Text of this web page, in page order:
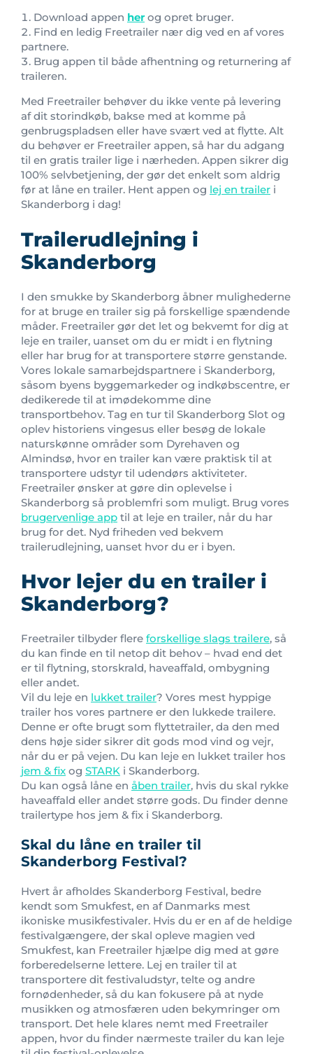
Download appen her og opret bruger.
Find en ledig Freetrailer nær dig ved en af vores
partnere.
Brug appen til både afhentning og returnering af
traileren.
Med Freetrailer behøver du ikke vente på levering
af dit storindkøb, bakse med at komme på
genbrugspladsen eller have svært ved at flytte. Alt
du behøver er Freetrailer appen, så har du adgang
til en gratis trailer lige i nærheden. Appen sikrer dig
100% selvbetjening, der gør det enkelt som aldrig
før at låne en trailer. Hent appen og lej en trailer i
Skanderborg i dag!
Trailerudlejning i
Skanderborg
I den smukke by Skanderborg åbner mulighederne
for at bruge en trailer sig på forskellige spændende
måder. Freetrailer gør det let og bekvemt for dig at
leje en trailer, uanset om du er midt i en flytning
eller har brug for at transportere større genstande.
Vores lokale samarbejdspartnere i Skanderborg,
såsom byens byggemarkeder og indkøbscentre, er
dedikerede til at imødekomme dine
transportbehov. Tag en tur til Skanderborg Slot og
oplev historiens vingesus eller besøg de lokale
naturskønne områder som Dyrehaven og
Almindsø, hvor en trailer kan være praktisk til at
transportere udstyr til udendørs aktiviteter.
Freetrailer ønsker at gøre din oplevelse i
Skanderborg så problemfri som muligt. Brug vores
brugervenlige app til at leje en trailer, når du har
brug for det. Nyd friheden ved bekvem
trailerudlejning, uanset hvor du er i byen.
Hvor lejer du en trailer i
Skanderborg?
Freetrailer tilbyder flere forskellige slags trailere, så
du kan finde en til netop dit behov – hvad end det
er til flytning, storskrald, haveaffald, ombygning
eller andet.
Vil du leje en lukket trailer? Vores mest hyppige
trailer hos vores partnere er den lukkede trailere.
Denne er ofte brugt som flyttetrailer, da den med
dens høje sider sikrer dit gods mod vind og vejr,
når du er på vejen. Du kan leje en lukket trailer hos
jem & fix og STARK i Skanderborg.
Du kan også låne en åben trailer, hvis du skal rykke
haveaffald eller andet større gods. Du finder denne
trailertype hos jem & fix i Skanderborg.
Skal du låne en trailer til
Skanderborg Festival?
Hvert år afholdes Skanderborg Festival, bedre
kendt som Smukfest, en af Danmarks mest
ikoniske musikfestivaler. Hvis du er en af de heldige
festivalgængere, der skal opleve magien ved
Smukfest, kan Freetrailer hjælpe dig med at gøre
forberedelserne lettere. Lej en trailer til at
transportere dit festivaludstyr, telte og andre
fornødenheder, så du kan fokusere på at nyde
musikken og atmosfæren uden bekymringer om
transport. Det hele klares nemt med Freetrailer
appen, hvor du finder nærmeste trailer du kan leje